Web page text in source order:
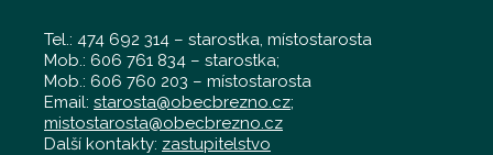
Tel.: 474 692 314 – starostka, místostarosta
Mob.: 606 761 834 – starostka;
Mob.: 606 760 203 – místostarosta
Email: starosta@obecbrezno.cz;
mistostarosta@obecbrezno.cz
Další kontakty: zastupitelstvo